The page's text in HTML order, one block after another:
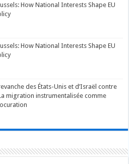
How National Interests Shape EU
How National Interests Shape EU
des États-Unis et d’Israël contre
La migration instrumentalisée comme